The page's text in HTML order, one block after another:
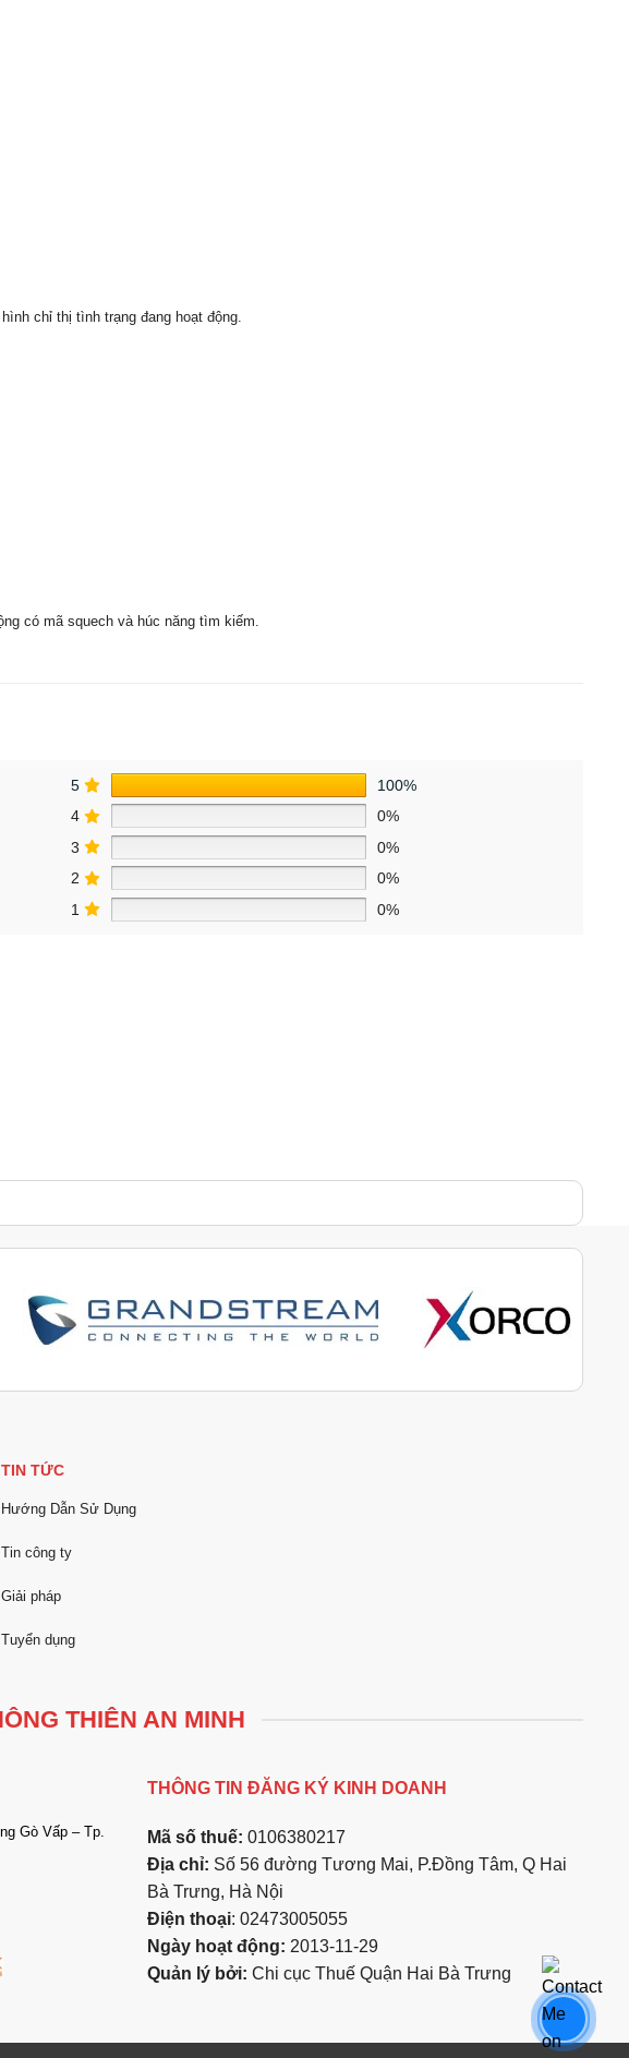
chỉ thị tình trạng đang hoạt động.
có mã squech và húc năng tìm kiếm.
5
100%
4
0%
3
0%
2
0%
1
0%
TIN TỨC
Hướng Dẫn Sử Dụng
Tin công ty
Giải pháp
Tuyển dụng
THIÊN AN MINH
Gò Vấp – Tp.
THÔNG TIN ĐĂNG KÝ KINH DOANH
Mã số thuế: 0106380217
Địa chỉ: Số 56 đường Tương Mai, P.Đồng Tâm, Q Hai
Bà Trưng, Hà Nội
Điện thoại: 02473005055
Ngày hoạt động: 2013-11-29
Quản lý bởi: Chi cục Thuế Quận Hai Bà Trưng